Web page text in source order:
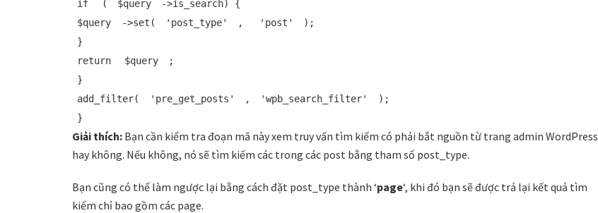
if
( $query
->is_search) {
$query
->set( 'post_type' , 'post'
);
}
return
$query
;
}
add_filter(
'pre_get_posts' , 'wpb_search_filter'
);
}
Giải thích: Bạn cần kiểm tra đoạn mã này xem truy vấn tìm kiếm có phải bắt nguồn từ trang admin WordPress
hay không. Nếu không, nó sẽ tìm kiếm các trong các post bằng tham số post_type.
Bạn cũng có thể làm ngược lại bằng cách đặt post_type thành ‘page‘, khi đó bạn sẽ được trả lại kết quả tìm
kiếm chỉ bao gồm các page.